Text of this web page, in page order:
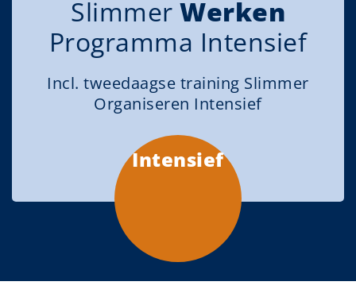
Slimmer Werken
Programma Intensief
Incl. tweedaagse training Slimmer
Organiseren Intensief
Intensief